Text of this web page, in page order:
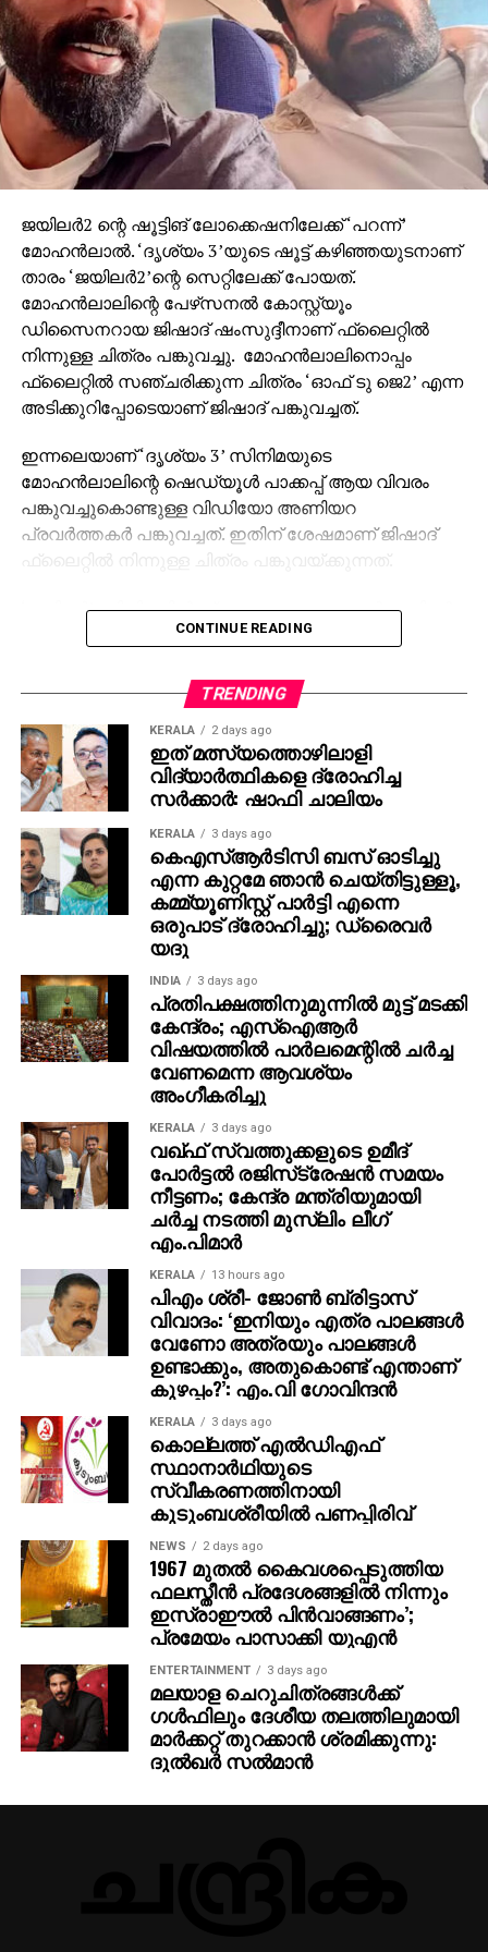
ജയിലര്‍2 ന്റെ ഷൂട്ടിങ് ലോക്കെഷനിലേക്ക് ‘പറന്ന്’
മോഹന്‍ലാല്‍. ‘ദൃശ്യം 3’യുടെ ഷൂട്ട് കഴിഞ്ഞയുടനാണ്
താരം ‘ജയിലര്‍2’ന്റെ സെറ്റിലേക്ക് പോയത്.
മോഹന്‍ലാലിന്റെ പേഴ്‌സനല്‍ കോസ്റ്റ്യൂം
ഡിസൈനറായ ജിഷാദ് ഷംസുദ്ദീനാണ് ഫ്‌ലൈറ്റില്‍
നിന്നുള്ള ചിത്രം പങ്കുവച്ചു. മോഹന്‍ലാലിനൊപ്പം
ഫ്‌ലൈറ്റില്‍ സഞ്ചരിക്കുന്ന ചിത്രം ‘ഓഫ് ടു ജെ2’ എന്ന
അടിക്കുറിപ്പോടെയാണ് ജിഷാദ് പങ്കുവച്ചത്.
ഇന്നലെയാണ് ‘ദൃശ്യം 3’ സിനിമയുടെ
മോഹന്‍ലാലിന്റെ ഷെഡ്യൂള്‍ പാക്കപ്പ് ആയ വിവരം
പങ്കുവച്ചുകൊണ്ടുള്ള വിഡിയോ അണിയറ
പ്രവര്‍ത്തകര്‍ പങ്കുവച്ചത്. ഇതിന് ശേഷമാണ് ജിഷാദ്
ഫ്‌ലൈറ്റില്‍ നിന്നുള്ള ചിത്രം പങ്കുവയ്ക്കുന്നത്.
‘ജയിലര്‍’ സിനിമയില്‍ ശ്രദ്ധേയമായ മോഹന്‍ലാലിന്റെ
കോസ്റ്റ്യൂം ഡിസൈന്‍ ചെയ്തത് ജിഷാദ് ഷംസുദ്ദീന്‍
വൈറലായതോടെ ആരാധകരും ആവേശത്തിലാണ്.
‘ജയിലര്‍ 2’ സിനിമയിലും ലാലേട്ടന്റെ കോസ്റ്റ്യൂം
‘കത്തണം’ എന്നാണ് ആരാധകര്‍ ആവശ്യപ്പെടുന്നത്.
മാത്യുവിന്റെ രണ്ടാമത്തെ വരവിനായി കാത്തിരിക്കുന്നു
എന്നും ആരാധകര്‍ കുറക്കുന്നു.
CONTINUE READING
TRENDING
KERALA 2 days ago
ഇത് മത്സ്യത്തൊഴിലാളി
വിദ്യാര്‍ത്ഥികളെ ദ്രോഹിച്ച
സര്‍ക്കാര്‍: ഷാഫി ചാലിയം
KERALA 3 days ago
കെഎസ്ആര്‍ടിസി ബസ് ഓടിച്ചു
എന്ന കുറ്റമേ ഞാന്‍ ചെയ്തിട്ടുള്ളൂ,
കമ്മ്യൂണിസ്റ്റ് പാര്‍ട്ടി എന്നെ
ഒരുപാട് ദ്രോഹിച്ചു; ഡ്രൈവര്‍
യദു
INDIA 3 days ago
പ്രതിപക്ഷത്തിനുമുന്നില്‍ മുട്ട് മടക്കി
കേന്ദ്രം; എസ്ഐആർ
വിഷയത്തിൽ പാർലമെന്റിൽ ചർച്ച
വേണമെന്ന ആവശ്യം
അംഗീകരിച്ചു
KERALA 3 days ago
വഖ്ഫ് സ്വത്തുക്കളുടെ ഉമീദ്
പോര്‍ട്ടല്‍ രജിസ്‌ട്രേഷന്‍ സമയം
നീട്ടണം; കേന്ദ്ര മന്ത്രിയുമായി
ചര്‍ച്ച നടത്തി മുസ്‌ലിം ലീഗ്
എം.പിമാര്‍
KERALA 13 hours ago
പിഎം ശ്രീ- ജോണ്‍ ബ്രിട്ടാസ്
വിവാദം: ‘ഇനിയും എത്ര പാലങ്ങള്‍
വേണോ അത്രയും പാലങ്ങള്‍
ഉണ്ടാക്കും, അതുകൊണ്ട് എന്താണ്
കുഴപ്പം?’: എം.വി ഗോവിന്ദന്‍
KERALA 3 days ago
കൊല്ലത്ത് എല്‍ഡിഎഫ്
സ്ഥാനാര്‍ഥിയുടെ
സ്വീകരണത്തിനായി
കുടുംബശ്രീയില്‍ പണപ്പിരിവ്
NEWS 2 days ago
1967 മുതല്‍ കൈവശപ്പെടുത്തിയ
ഫലസ്തീന്‍ പ്രദേശങ്ങളില്‍ നിന്നും
ഇസ്രാഈല്‍ പിന്‍വാങ്ങണം’;
പ്രമേയം പാസാക്കി യുഎന്‍
ENTERTAINMENT 3 days ago
മലയാള ചെറുചിത്രങ്ങള്‍ക്ക്
ഗള്‍ഫിലും ദേശീയ തലത്തിലുമായി
മാര്‍ക്കറ്റ് തുറക്കാന്‍ ശ്രമിക്കുന്നു:
ദുല്‍ഖര്‍ സല്‍മാന്‍